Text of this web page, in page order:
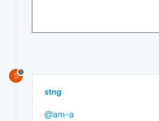
S
stng
@am-a